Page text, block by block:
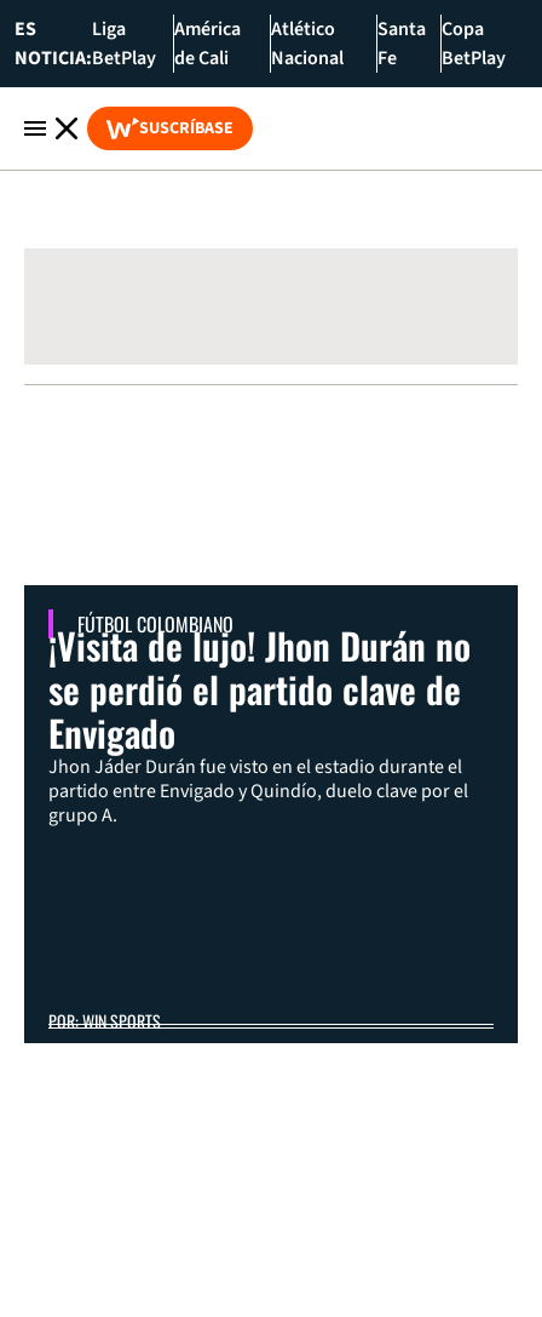
ES
NOTICIA:
Liga
BetPlay
América
de Cali
Atlético
Nacional
Santa
Fe
Copa
BetPlay
SUSCRÍBASE
FÚTBOL COLOMBIANO
¡Visita de lujo! Jhon Durán no
se perdió el partido clave de
Envigado
Jhon Jáder Durán fue visto en el estadio durante el
partido entre Envigado y Quindío, duelo clave por el
grupo A.
POR: WIN SPORTS